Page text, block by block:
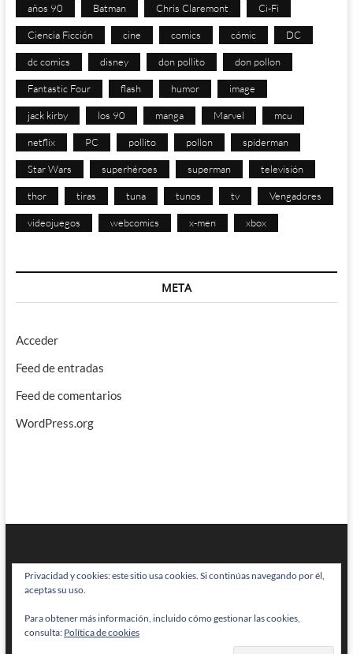
años 90 Batman Chris Claremont Ci-Fi
Ciencia Ficción cine comics cómic DC
dc comics disney don pollito don pollon
Fantastic Four flash humor image
jack kirby los 90 manga Marvel mcu
netflix PC pollito pollon spiderman
Star Wars superhéroes superman televisión
thor tiras tuna tunos tv Vengadores
videojuegos webcomics x-men xbox
META
Acceder
Feed de entradas
Feed de comentarios
WordPress.org
BRAINSTOMPING| Diseñado por:Theme Freesia|WordPress| © Todos
los derechos reservados
Privacidad y cookies: este sitio usa cookies. Si continúas navegando por él,
aceptas su uso.
Para obtener más información, incluido cómo gestionar las cookies,
consulta: Política de cookies